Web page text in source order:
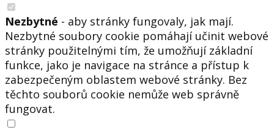
Nezbytné - aby stránky fungovaly, jak mají.
Nezbytné soubory cookie pomáhají učinit webové
stránky použitelnými tím, že umožňují základní
funkce, jako je navigace na stránce a přístup k
zabezpečeným oblastem webové stránky. Bez
těchto souborů cookie nemůže web správně
fungovat.